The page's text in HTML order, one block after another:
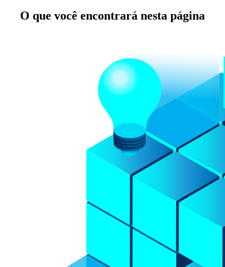
O que você encontrará nesta página